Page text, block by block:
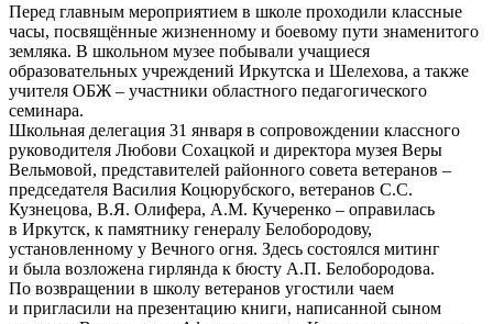
Перед главным мероприятием в школе проходили классные
часы, посвящённые жизненному и боевому пути знаменитого
земляка. В школьном музее побывали учащиеся
образовательных учреждений Иркутска и Шелехова, а также
учителя ОБЖ – участники областного педагогического
семинара.
Школьная делегация 31 января в сопровождении классного
руководителя Любови Сохацкой и директора музея Веры
Вельмовой, представителей районного совета ветеранов –
председателя Василия Коцюрубского, ветеранов С.С.
Кузнецова, В.Я. Олифера, А.М. Кучеренко – оправилась
в Иркутск, к памятнику генералу Белобородову,
установленному у Вечного огня. Здесь состоялся митинг
и была возложена гирлянда к бюсту А.П. Белобородова.
По возвращении в школу ветеранов угостили чаем
и пригласили на презентацию книги, написанной сыном